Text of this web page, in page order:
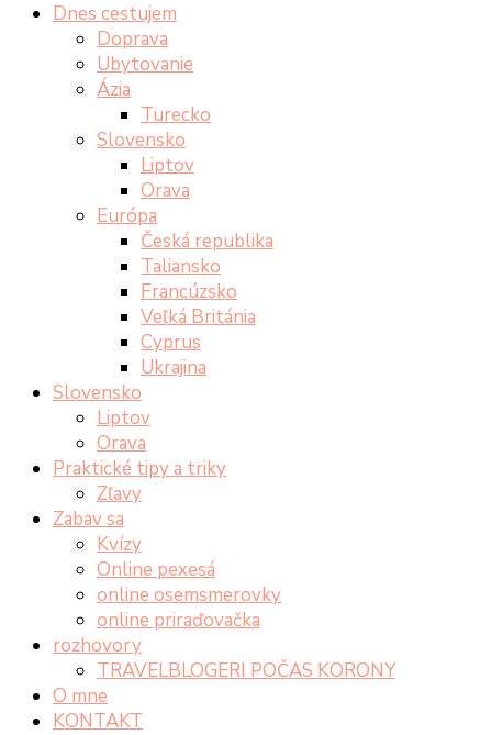
Dnes cestujem
Doprava
Ubytovanie
Ázia
Turecko
Slovensko
Liptov
Orava
Európa
Česká republika
Taliansko
Francúzsko
Veľká Británia
Cyprus
Ukrajina
Slovensko
Liptov
Orava
Praktické tipy a triky
Zľavy
Zabav sa
Kvízy
Online pexesá
online osemsmerovky
online priraďovačka
rozhovory
TRAVELBLOGERI POČAS KORONY
O mne
KONTAKT